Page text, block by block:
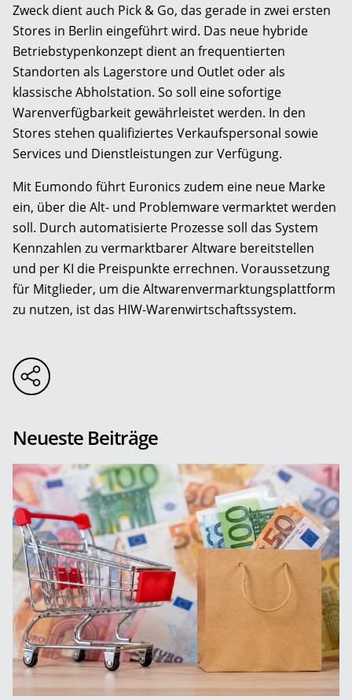
Zweck dient auch Pick & Go, das gerade in zwei ersten
Stores in Berlin eingeführt wird. Das neue hybride
Betriebstypenkonzept dient an frequentierten
Standorten als Lagerstore und Outlet oder als
klassische Abholstation. So soll eine sofortige
Warenverfügbarkeit gewährleistet werden. In den
Stores stehen qualifiziertes Verkaufspersonal sowie
Services und Dienstleistungen zur Verfügung.
Mit Eumondo führt Euronics zudem eine neue Marke
ein, über die Alt- und Problemware vermarktet werden
soll. Durch automatisierte Prozesse soll das System
Kennzahlen zu vermarktbarer Altware bereitstellen
und per KI die Preispunkte errechnen. Voraussetzung
für Mitglieder, um die Altwarenvermarktungsplattform
zu nutzen, ist das HIW-Warenwirtschaftssystem.
Neueste Beiträge